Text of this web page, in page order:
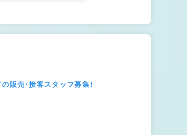
売・接客スタッフ募集！